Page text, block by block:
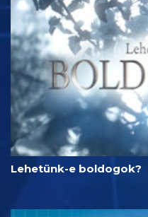
Lehetünk-e boldogok?